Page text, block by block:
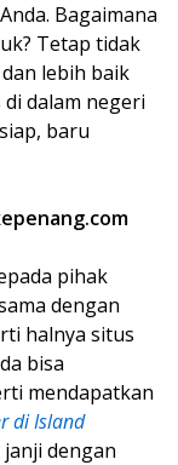
Bagaimana
Tetap tidak
lebih baik
dalam negeri
baru
pihak
dengan
halnya situs
bisa
mendapatkan
di Island
dengan